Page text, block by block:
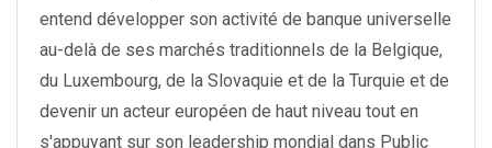
entend développer son activité de banque universelle
au-delà de ses marchés traditionnels de la Belgique,
du Luxembourg, de la Slovaquie et de la Turquie et de
devenir un acteur européen de haut niveau tout en
s'appuyant sur son leadership mondial dans Public